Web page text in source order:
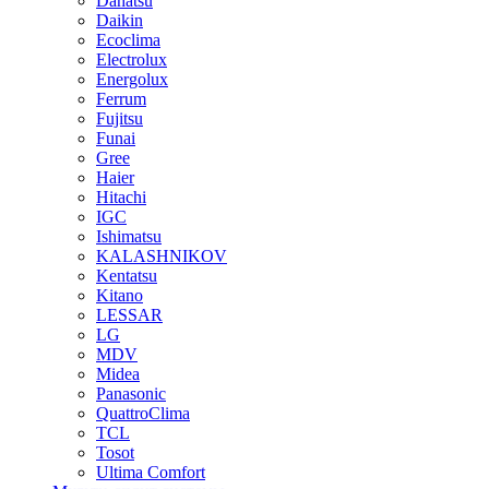
Daikin
Ecoclima
Electrolux
Energolux
Ferrum
Fujitsu
Funai
Gree
Haier
Hitachi
IGC
Ishimatsu
KALASHNIKOV
Kentatsu
Kitano
LESSAR
LG
MDV
Midea
Panasonic
QuattroClima
TCL
Tosot
Ultima Comfort